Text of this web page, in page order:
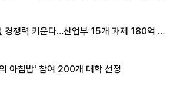
경쟁력 키운다…산업부 15개 과제 180억 지
아침밥' 참여 200개 대학 선정